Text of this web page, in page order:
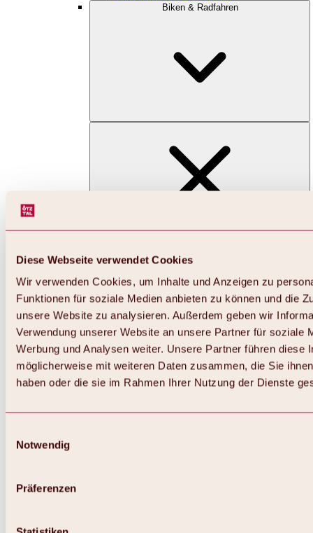
Diese Webseite verwendet Cookies
Wir verwenden Cookies, um Inhalte und Anzeigen zu
Funktionen für soziale Medien anbieten zu können und die
unsere Website zu analysieren. Außerdem geben wir
Verwendung unserer Website an unsere Partner für soziale
Werbung und Analysen weiter. Unsere Partner führen diese
möglicherweise mit weiteren Daten zusammen, die Sie
haben oder die sie im Rahmen Ihrer Nutzung der Dienste
Notwendig
Präferenzen
Biken & Radfahren